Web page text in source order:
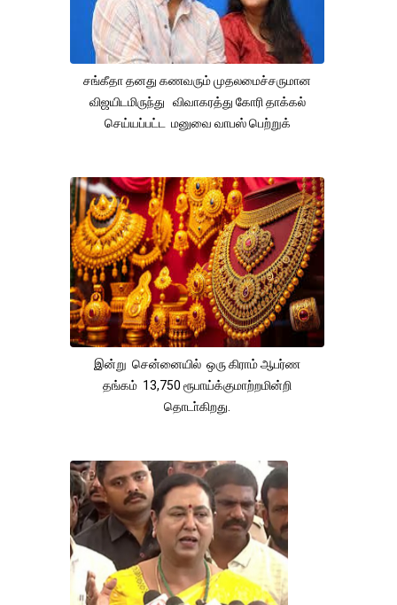
சங்கீதா தனது கணவரும் முதலமைச்சருமான
விஜயிடமிருந்து விவாகரத்து கோரி தாக்கல்
செய்யப்பட்ட மனுவை வாபஸ் பெற்றுக்
இன்று சென்னையில் ஒரு கிராம் ஆபர்ண
தங்கம் 13,750 ரூபாய்க்குமாற்றமின்றி
தொடா்கிறது.